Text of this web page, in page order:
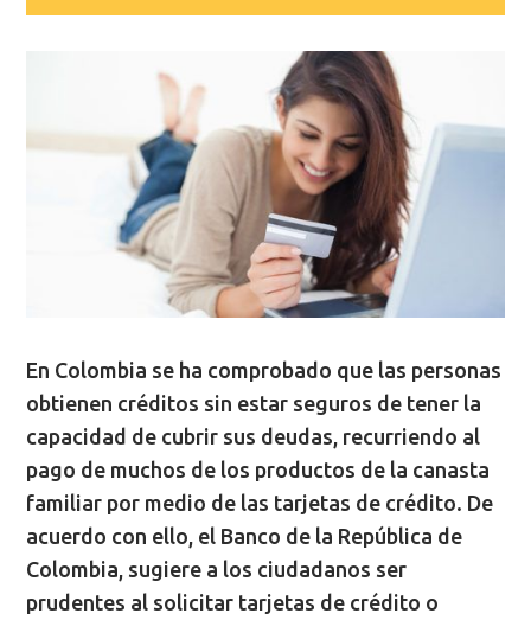
En Colombia se ha comprobado que las personas
obtienen créditos sin estar seguros de tener la
capacidad de cubrir sus deudas, recurriendo al
pago de muchos de los productos de la canasta
familiar por medio de las tarjetas de crédito. De
acuerdo con ello, el Banco de la República de
Colombia, sugiere a los ciudadanos ser
prudentes al solicitar tarjetas de crédito o